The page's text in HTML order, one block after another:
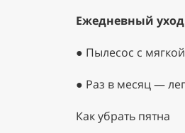
Ежедневный уход
● Пылесос с
● Раз в месяц —
Как убрать пятна